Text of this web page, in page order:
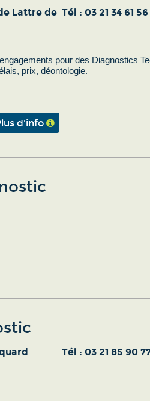
Lattre de Tél : 03 21 34 61 56
pour des Diagnostics
prix, déontologie.
d'info
Tél : 03 21 85 90